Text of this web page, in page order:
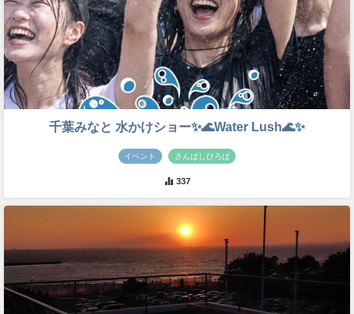
千葉みなと 水かけショー✨🌊Water Lush🌊✨
イベント さんばしひろば
337